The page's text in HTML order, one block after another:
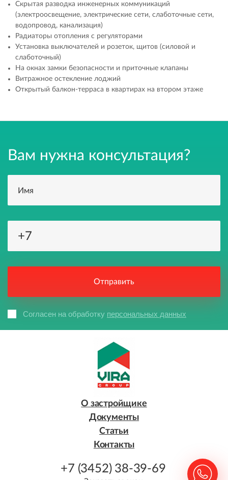
Скрытая разводка инженерных коммуникаций
(электроосвещение, электрические сети, слаботочные сети,
водопровод, канализация)
Радиаторы отопления с регуляторами
Установка выключателей и розеток, щитов (силовой и
слаботочный)
На окнах замки безопасности и приточные клапаны
Витражное остекление лоджий
Открытый балкон-терраса в квартирах на втором этаже
Вам нужна консультация?
Согласен на обработку персональных данных
О застройщике
Документы
Статьи
Контакты
+7 (3452) 38-39-69